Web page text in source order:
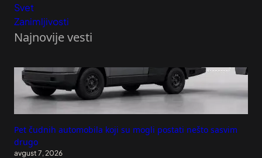
Svet
Zanimljivosti
Najnovije vesti
Pet čudnih automobila koji su mogli postati nešto sasvim
drugo
avgust 7, 2026